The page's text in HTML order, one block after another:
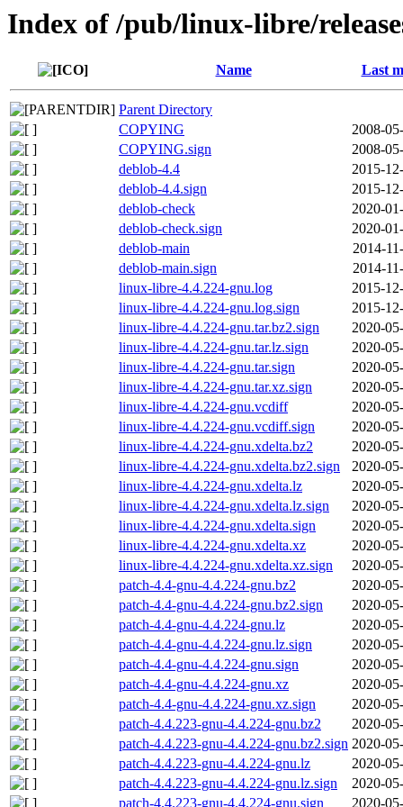
Index of /pub/linux-libre/
Name Last
Parent Directory
COPYING
2008-
COPYING.sign
2008-
deblob-4.4
2015-
deblob-4.4.sign
2015-
deblob-check
2020-
deblob-check.sign
2020-
deblob-main
2014-
deblob-main.sign
2014-
linux-libre-4.4.224-gnu.log
2015-
linux-libre-4.4.224-gnu.log.sign
2015-
linux-libre-4.4.224-gnu.tar.bz2.sign
2020-
linux-libre-4.4.224-gnu.tar.lz.sign
2020-
linux-libre-4.4.224-gnu.tar.sign
2020-
linux-libre-4.4.224-gnu.tar.xz.sign
2020-
linux-libre-4.4.224-gnu.vcdiff
2020-
linux-libre-4.4.224-gnu.vcdiff.sign
2020-
linux-libre-4.4.224-gnu.xdelta.bz2
2020-
linux-libre-4.4.224-gnu.xdelta.bz2.sign
2020-
linux-libre-4.4.224-gnu.xdelta.lz
2020-
linux-libre-4.4.224-gnu.xdelta.lz.sign
2020-
linux-libre-4.4.224-gnu.xdelta.sign
2020-
linux-libre-4.4.224-gnu.xdelta.xz
2020-
linux-libre-4.4.224-gnu.xdelta.xz.sign
2020-
patch-4.4-gnu-4.4.224-gnu.bz2
2020-
patch-4.4-gnu-4.4.224-gnu.bz2.sign
2020-
patch-4.4-gnu-4.4.224-gnu.lz
2020-
patch-4.4-gnu-4.4.224-gnu.lz.sign
2020-
patch-4.4-gnu-4.4.224-gnu.sign
2020-
patch-4.4-gnu-4.4.224-gnu.xz
2020-
patch-4.4-gnu-4.4.224-gnu.xz.sign
2020-
patch-4.4.223-gnu-4.4.224-gnu.bz2
2020-
patch-4.4.223-gnu-4.4.224-gnu.bz2.sign 2020-
patch-4.4.223-gnu-4.4.224-gnu.lz
2020-
patch-4.4.223-gnu-4.4.224-gnu.lz.sign
2020-
patch-4.4.223-gnu-4.4.224-gnu.sign
2020-